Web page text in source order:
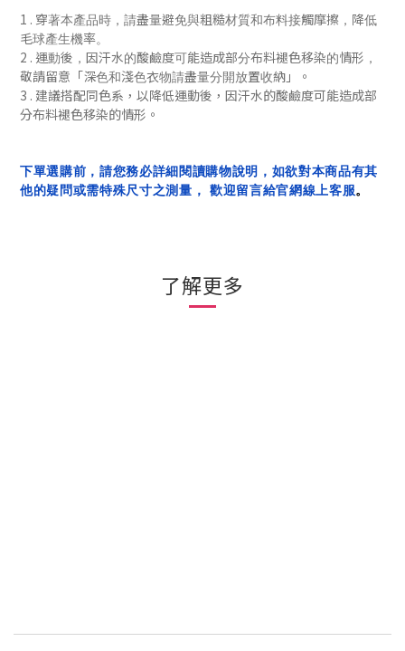
1 . 穿著本產品時，請盡量避免與粗糙材質和布料接觸摩擦，降低
毛球產生機率。
2 . 運動後， 因汗水的酸鹼度可能造成部分布料褪色移染的情形，
敬請留意 「深色和淺色衣物請盡量分開放置收納 」 。
3 . 建議搭配同色系， 以降低運動後， 因汗水的酸鹼度可能造成部
分布料褪色移染的情形 。
下單選購前，請您務必詳細閱讀購物說明，如欲對本商品有其
他的疑問或需特殊尺寸之測量， 歡迎留言給官網線上客服。
了解更多